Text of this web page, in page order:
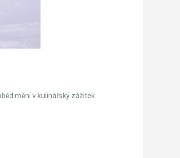
mění v kulinářský zážitek.